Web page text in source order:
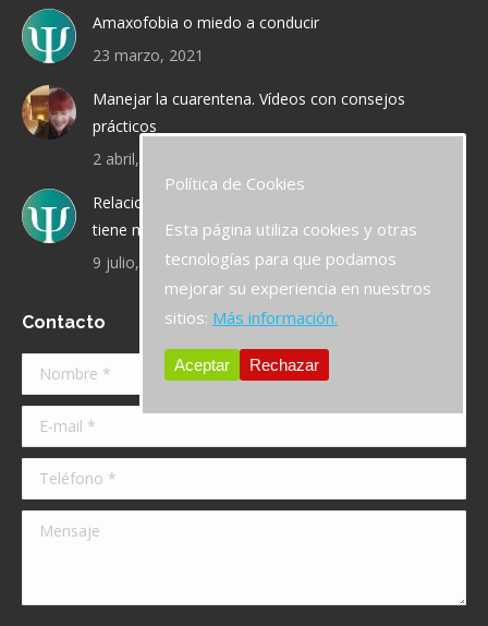
in
new
window
in
new
windowwindow
in
window
Amaxofobia o miedo a conducir
23 marzo, 2021
Manejar la cuarentena. Vídeos con consejos
prácticos
2 abril, 2020
Relaciones de pareja: ¿qué sucede cuando la chica
tiene más experiencia que el chico?
9 julio, 2019
Contacto
Nombre *
E-mail *
Teléfono *
Mensaje
Política de Cookies
Esta página utiliza cookies y otras
tecnologías para que podamos
mejorar su experiencia en nuestros
sitios: Más información.
Aceptar Rechazar